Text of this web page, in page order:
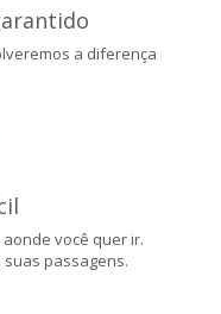
a diferença
você quer ir.
suas passagens.